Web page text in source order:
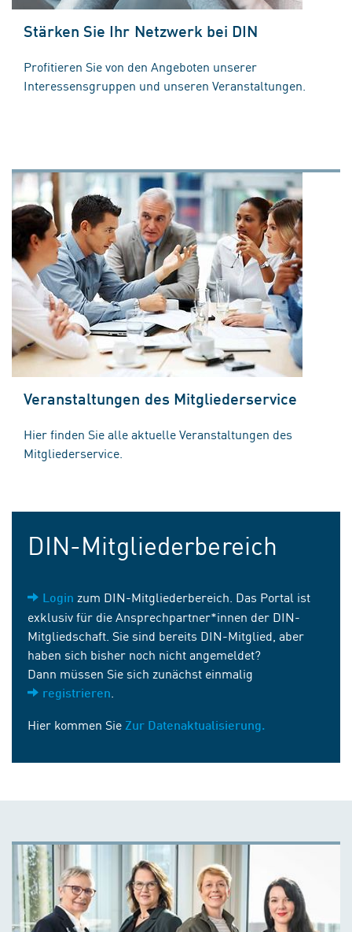
Stärken Sie Ihr Netzwerk bei DIN
Profitieren Sie von den Angeboten unserer
Interessensgruppen und unseren Veranstaltungen.
Veranstaltungen des Mitgliederservice
Hier finden Sie alle aktuelle Veranstaltungen des
Mitgliederservice.
DIN-Mitgliederbereich
Login zum DIN-Mitgliederbereich. Das Portal ist
exklusiv für die Ansprechpartner*innen der DIN-
Mitgliedschaft. Sie sind bereits DIN-Mitglied, aber
haben sich bisher noch nicht angemeldet?
Dann müssen Sie sich zunächst einmalig
registrieren
Hier kommen Sie Zur Datenaktualisierung.